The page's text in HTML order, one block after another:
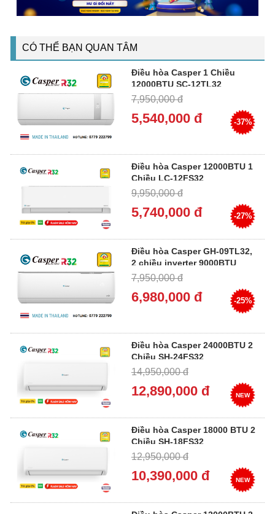
CÓ THỂ BẠN QUAN TÂM
Điều hòa Casper 1 Chiều
12000BTU SC-12TL32
7,950,000 đ
5,540,000 đ -37%
Điều hòa Casper 12000BTU 1
Chiều LC-12FS32
9,950,000 đ
5,740,000 đ -27%
Điều hòa Casper GH-09TL32,
2 chiều inverter 9000BTU
7,950,000 đ
6,980,000 đ -25%
Điều hòa Casper 24000BTU 2
Chiều SH-24FS32
14,950,000 đ
12,890,000 đ NEW
Điều hòa Casper 18000 BTU 2
Chiều SH-18FS32
12,950,000 đ
10,390,000 đ NEW